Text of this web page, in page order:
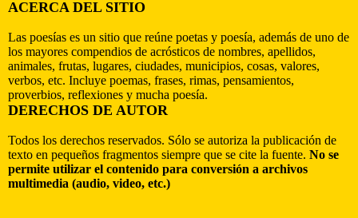
ACERCA DEL SITIO
Las poesías es un sitio que reúne poetas y poesía, además de uno de
los mayores compendios de acrósticos de nombres, apellidos,
animales, frutas, lugares, ciudades, municipios, cosas, valores,
verbos, etc. Incluye poemas, frases, rimas, pensamientos,
proverbios, reflexiones y mucha poesía.
DERECHOS DE AUTOR
Todos los derechos reservados. Sólo se autoriza la publicación de
texto en pequeños fragmentos siempre que se cite la fuente. No se
permite utilizar el contenido para conversión a archivos
multimedia (audio, video, etc.)